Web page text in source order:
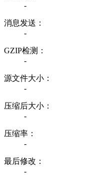
-
消息发送：
-
GZIP检测：
-
源文件大小：
-
压缩后大小：
-
压缩率：
-
最后修改：
-